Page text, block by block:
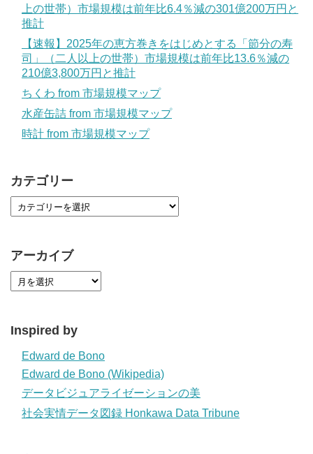
上の世帯）市場規模は前年比6.4％減の301億200万円と
推計
【速報】2025年の恵方巻きをはじめとする「節分の寿
司」（二人以上の世帯）市場規模は前年比13.6％減の
210億3,800万円と推計
ちくわ from 市場規模マップ
水産缶詰 from 市場規模マップ
時計 from 市場規模マップ
カテゴリー
アーカイブ
Inspired by
Edward de Bono
Edward de Bono (Wikipedia)
データビジュアライゼーションの美
社会実情データ図録 Honkawa Data Tribune